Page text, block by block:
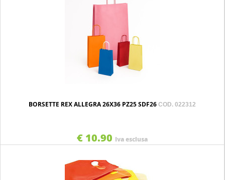
BORSETTE REX ALLEGRA 26X36 PZ25 SDF26 COD. 022312
€ 10.90 Iva esclusa